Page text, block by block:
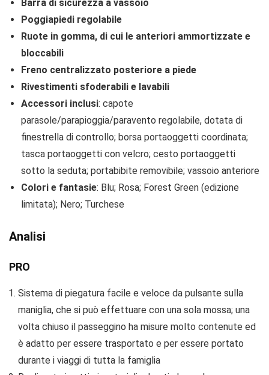
Barra di sicurezza a vassoio
Poggiapiedi regolabile
Ruote in gomma, di cui le anteriori ammortizzate e
bloccabili
Freno centralizzato posteriore a piede
Rivestimenti sfoderabili e lavabili
Accessori inclusi: capote
parasole/parapioggia/paravento regolabile, dotata di
finestrella di controllo; borsa portaoggetti coordinata;
tasca portaoggetti con velcro; cesto portaoggetti
sotto la seduta; portabibite removibile; vassoio anteriore
Colori e fantasie: Blu; Rosa; Forest Green (edizione
limitata); Nero; Turchese
Analisi
PRO
Sistema di piegatura facile e veloce da pulsante sulla
maniglia, che si può effettuare con una sola mossa; una
volta chiuso il passeggino ha misure molto contenute ed
è adatto per essere trasportato e per essere portato
durante i viaggi di tutta la famiglia